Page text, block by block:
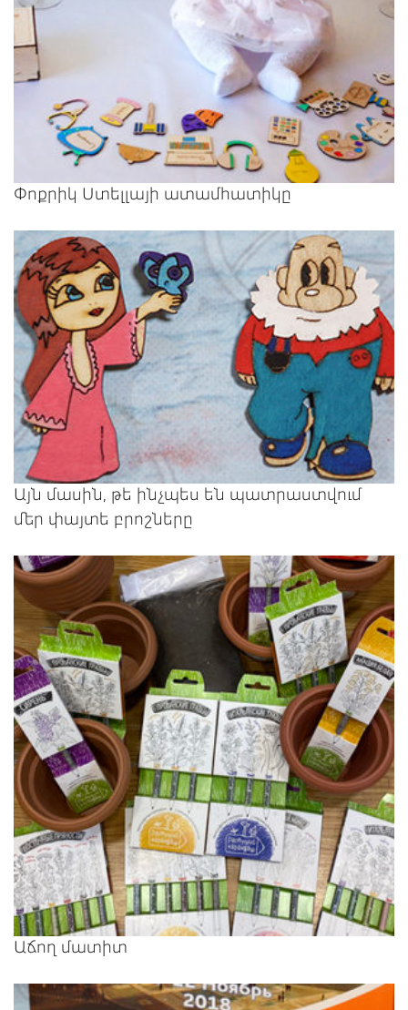
Փոքրիկ Ստելլայի ատամհատիկը
Այն մասին, թե ինչպես են պատրաստվում
մեր փայտե բրոշները
Աճող մատիտ